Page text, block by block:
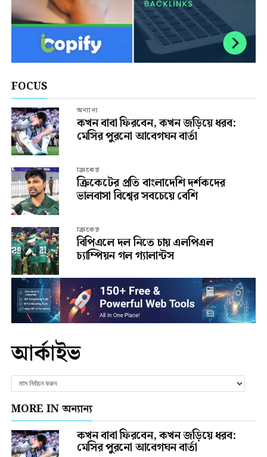
FOCUS
অন্যান্য
কখন বাবা ফিরবেন, কখন জড়িয়ে ধরব:
মেসির পুরনো আবেগঘন বার্তা
ক্রিকেট
ক্রিকেটের প্রতি বাংলাদেশি দর্শকদের
ভালবাসা বিশ্বের সবচেয়ে বেশি
ক্রিকেট
বিপিএলে দল নিতে চায় এলপিএল
চ্যাম্পিয়ন গল গ্যালান্টস
আর্কাইভ
MORE IN অন্যান্য
কখন বাবা ফিরবেন, কখন জড়িয়ে ধরব:
মেসির পুরনো আবেগঘন বার্তা